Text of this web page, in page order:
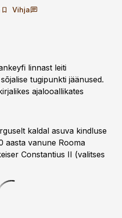
Vihja
linnast leiti
tugipunkti jäänused.
ajalooallikates
kaldal asuva kindluse
aasta vanune Rooma
Constantius II (valitses